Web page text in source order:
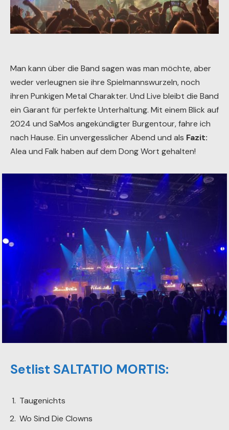
Man kann über die Band sagen was man möchte, aber
weder verleugnen sie ihre Spielmannswurzeln, noch
ihren Punkigen Metal Charakter. Und Live bleibt die Band
ein Garant für perfekte Unterhaltung. Mit einem Blick auf
2024 und SaMos angekündigter Burgentour, fahre ich
nach Hause. Ein unvergesslicher Abend und als Fazit:
Alea und Falk haben auf dem Dong Wort gehalten!
Setlist SALTATIO MORTIS:
Taugenichts
Wo Sind Die Clowns